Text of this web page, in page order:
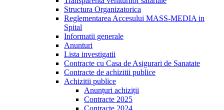
Structura Organizatorica
Reglementarea Accesului MASS-MEDIA in
Spital
Informatii generale
Anunturi
Lista investigatii
Contracte cu Casa de Asigurari de Sanatate
Contracte de achizitii publice
Achizitii publice
Anunțuri achiziții
Contracte 2025
Contracte 2024